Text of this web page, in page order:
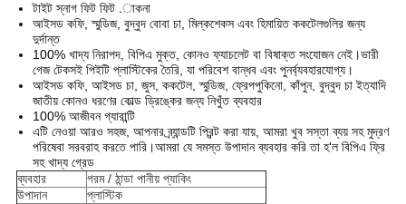
টাইট স্নাগ ফিট ফিট .াকনা
আইসড কফি, স্মুডিজ, বুদ্বুদ বোবা চা, মিল্কশেকস এবং হিমায়িত ককটেলগুলির জন্য
দুর্দান্ত
100% খাদ্য নিরাপদ, বিপিএ মুক্ত, কোনও ফ্যাচলেট বা বিষাক্ত সংযোজন নেই।ভারী
গেজ টেকসই পিইটি প্লাস্টিকের তৈরি, যা পরিবেশ বান্ধব এবং পুনর্ব্যবহারযোগ্য।
আইসড কফি, আইসড চা, জুস, ককটেল, স্মুডিজ, ফ্রেপপুকিনো, কাঁপুন, বুদ্বুদ চা ইত্যাদি
জাতীয় কোনও ধরণের কোল্ড ড্রিঙ্কের জন্য নিখুঁত ব্যবহার
100% আজীবন গ্যারান্টি
এটি নেওয়া আরও সহজ, আপনার ব্র্যান্ডটি প্রিন্ট করা যায়, আমরা খুব সস্তা ব্যয় সহ মুদ্রণ
পরিষেবা সরবরাহ করতে পারি।আমরা যে সমস্ত উপাদান ব্যবহার করি তা হ'ল বিপিএ ফ্রি
সহ খাদ্য গ্রেড
ব্যবহার
গরম / ঠান্ডা পানীয় প্যাকিং
উপাদান
প্লাস্টিক